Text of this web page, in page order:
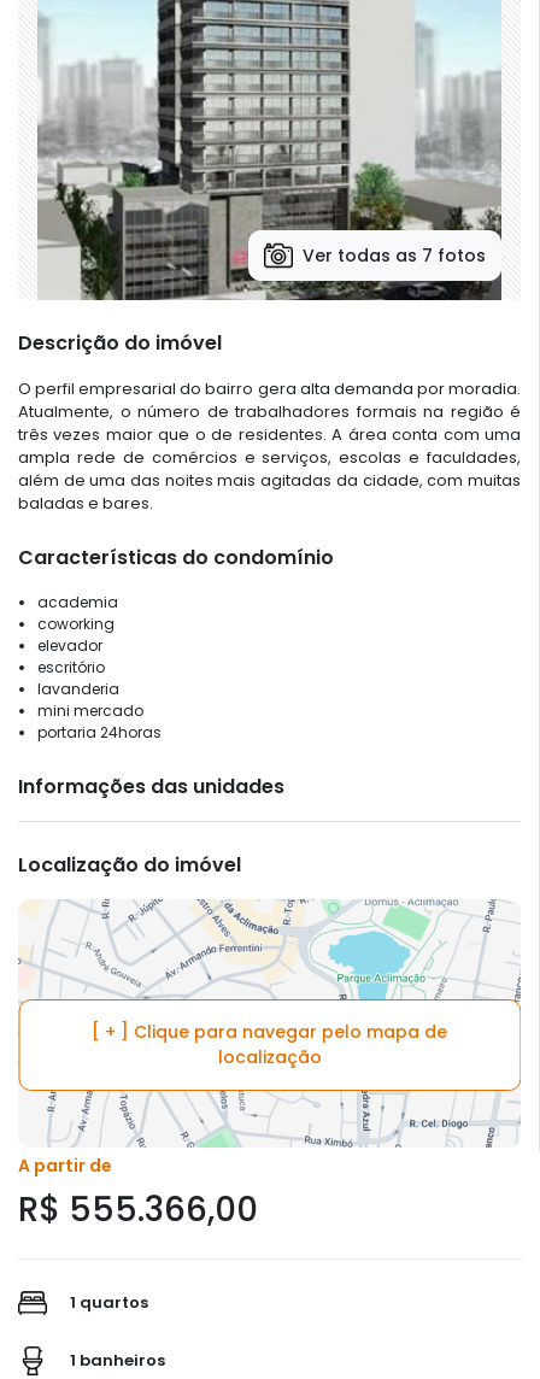
Ver todas as 7 fotos
Descrição do imóvel
O perfil empresarial do bairro gera alta demanda por moradia.
Atualmente, o número de trabalhadores formais na região é
três vezes maior que o de residentes. A área conta com uma
ampla rede de comércios e serviços, escolas e faculdades,
além de uma das noites mais agitadas da cidade, com muitas
baladas e bares.
Características do condomínio
academia
coworking
elevador
escritório
lavanderia
mini mercado
portaria 24horas
Informações das unidades
Localização do imóvel
[ + ] Clique para navegar pelo mapa de
localização
A partir de
R$ 555.366,00
1 quartos
1 banheiros